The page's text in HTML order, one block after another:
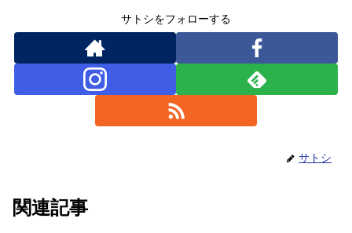
サトシをフォローする
サトシ
関連記事